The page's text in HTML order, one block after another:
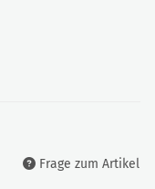
Frage zum Artikel